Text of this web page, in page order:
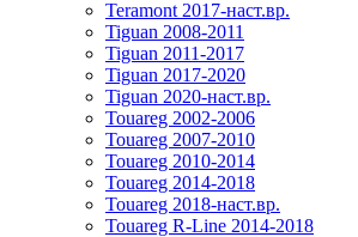
Teramont 2017-наст.вр.
Tiguan 2008-2011
Tiguan 2011-2017
Tiguan 2017-2020
Tiguan 2020-наст.вр.
Touareg 2002-2006
Touareg 2007-2010
Touareg 2010-2014
Touareg 2014-2018
Touareg 2018-наст.вр.
Touareg R-Line 2014-2018